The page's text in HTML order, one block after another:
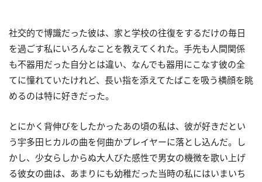
社交的で博識だった彼は、家と学校の往復をするだけの毎日
を過ごす私にいろんなことを教えてくれた。手先も人間関係
も不器用だった自分とは違い、なんでも器用にこなす彼の全
てに憧れていたけれど、長い指を添えてたばこを吸う横顔を眺
めるのは特に好きだった。
とにかく背伸びをしたかったあの頃の私は、彼が好きだとい
う宇多田ヒカルの曲を何曲かプレイヤーに落とし込んだ。し
かし、少女らしからぬ大人びた感性で男女の機微を歌い上げ
る彼女の曲は、あまりにも幼稚だった当時の私にはいまいち